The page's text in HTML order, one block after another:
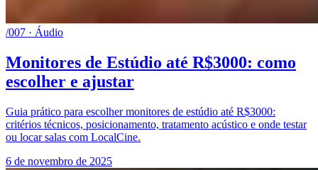
/007 · Áudio
Monitores de Estúdio até R$3000: como
escolher e ajustar
Guia prático para escolher monitores de estúdio até R$3000:
critérios técnicos, posicionamento, tratamento acústico e onde testar
ou locar salas com LocalCine.
6 de novembro de 2025